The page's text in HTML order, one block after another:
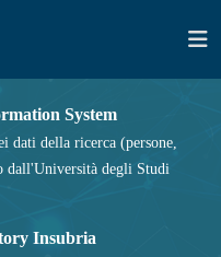
System
dati della ricerca (persone,
dall'Università degli Studi
Insubria